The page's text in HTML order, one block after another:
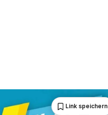
Link speichern